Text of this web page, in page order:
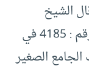
الشيخ
عنه: ( صحيح ) انظر حديث رقم : 4185 في
الصغير